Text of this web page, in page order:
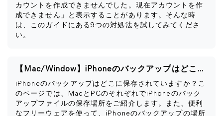
カウントを作成できませんでした。現在アカウントを作
成できません」と表示することがあります。そんな時
は、このガイドにある9つの対処法を試してみてくださ
い。
【Mac/Window】iPhoneのバックアップはどこに保存される？
iPhoneのバックアップはどこに保存されていますか？こ
のページでは、MacとPCのそれぞれでiPhoneのバック
アップファイルの保存場所をご紹介します。また、便利
なフリーウェアを使って、iPhoneのバックアップの場所